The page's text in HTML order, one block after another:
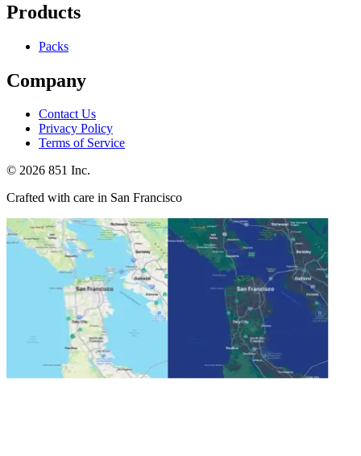
Products
Packs
Company
Contact Us
Privacy Policy
Terms of Service
© 2026 851 Inc.
Crafted with care in San Francisco